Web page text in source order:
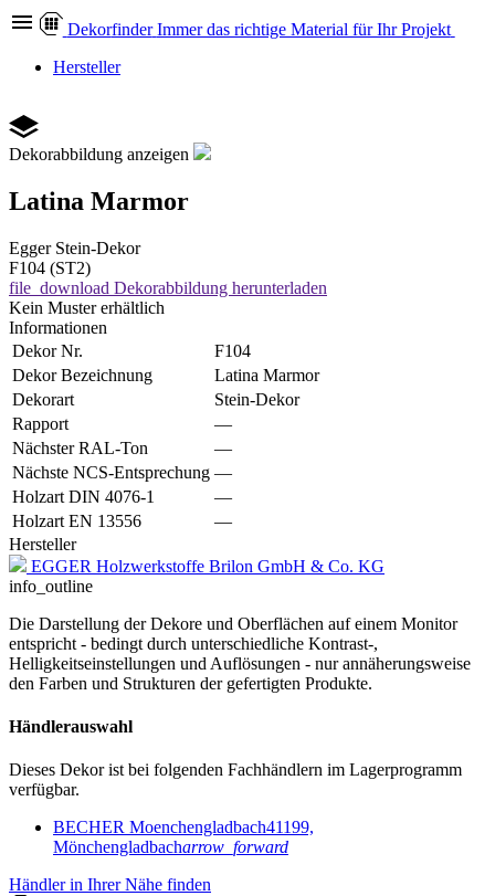
Dekorfinder Immer das richtige Material für Ihr Projekt
Hersteller
Dekorabbildung anzeigen
Latina Marmor
Egger Stein-Dekor
F104 (ST2)
file_download Dekorabbildung herunterladen
Kein Muster erhältlich
Informationen
Dekor Nr.
F104
Dekor Bezeichnung
Latina Marmor
Dekorart
Stein-Dekor
Rapport
—
Nächster RAL-Ton
—
Nächste NCS-Entsprechung —
Holzart DIN 4076-1
—
Holzart EN 13556
—
Hersteller
EGGER Holzwerkstoffe Brilon GmbH & Co. KG
info_outline
Die Darstellung der Dekore und Oberflächen auf einem Monitor
entspricht - bedingt durch unterschiedliche Kontrast-,
Helligkeitseinstellungen und Auflösungen - nur annäherungsweise
den Farben und Strukturen der gefertigten Produkte.
Händlerauswahl
Dieses Dekor ist bei folgenden Fachhändlern im Lagerprogramm
verfügbar.
BECHER Moenchengladbach41199,
Mönchengladbacharrow_forward
Händler in Ihrer Nähe finden